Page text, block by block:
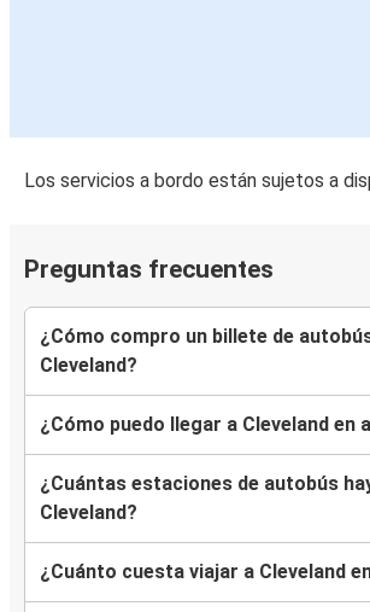
Los servicios a bordo están sujetos a
Preguntas frecuentes
¿Cómo compro un billete de
Cleveland?
¿Cómo puedo llegar a Cleveland en
¿Cuántas estaciones de autobús
Cleveland?
¿Cuánto cuesta viajar a Cleveland